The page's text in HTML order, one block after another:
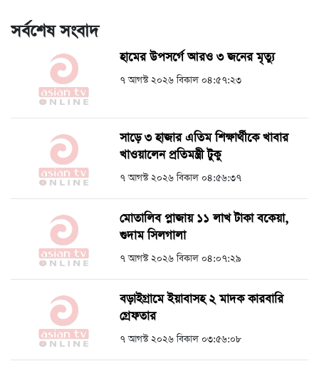
সর্বশেষ সংবাদ
হামের উপসর্গে আরও ৩ জনের মৃত্যু
৭ আগস্ট ২০২৬ বিকাল ০৪:৫৭:২৩
সাড়ে ৩ হাজার এতিম শিক্ষার্থীকে খাবার
খাওয়ালেন প্রতিমন্ত্রী টুকু
৭ আগস্ট ২০২৬ বিকাল ০৪:৫৬:৩৭
মোতালিব প্লাজায় ১১ লাখ টাকা বকেয়া,
গুদাম সিলগালা
৭ আগস্ট ২০২৬ বিকাল ০৪:০৭:২৯
বড়াইগ্রামে ইয়াবাসহ ২ মাদক কারবারি
গ্রেফতার
৭ আগস্ট ২০২৬ বিকাল ০৩:৫৬:০৮